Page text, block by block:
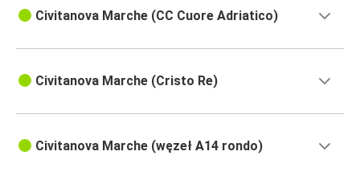
Civitanova Marche (CC Cuore Adriatico)
Civitanova Marche (Cristo Re)
Civitanova Marche (węzeł A14 rondo)